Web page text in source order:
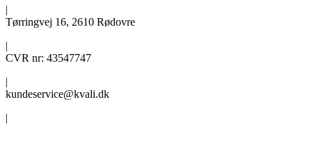
|
Tørringvej 16, 2610 Rødovre
|
CVR nr: 43547747
|
kundeservice@kvali.dk
|